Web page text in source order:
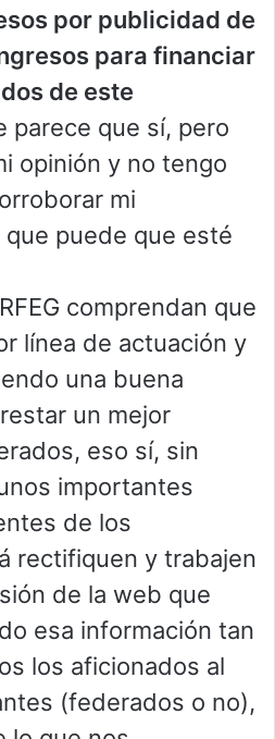
por publicidad de
para financiar
de este
parece que sí, pero
opinión y no tengo
mi
puede que esté
comprendan que
línea de actuación y
una buena
un mejor
eso sí, sin
importantes
de los
rectifiquen y trabajen
de la web que
esa información tan
los aficionados al
(federados o no),